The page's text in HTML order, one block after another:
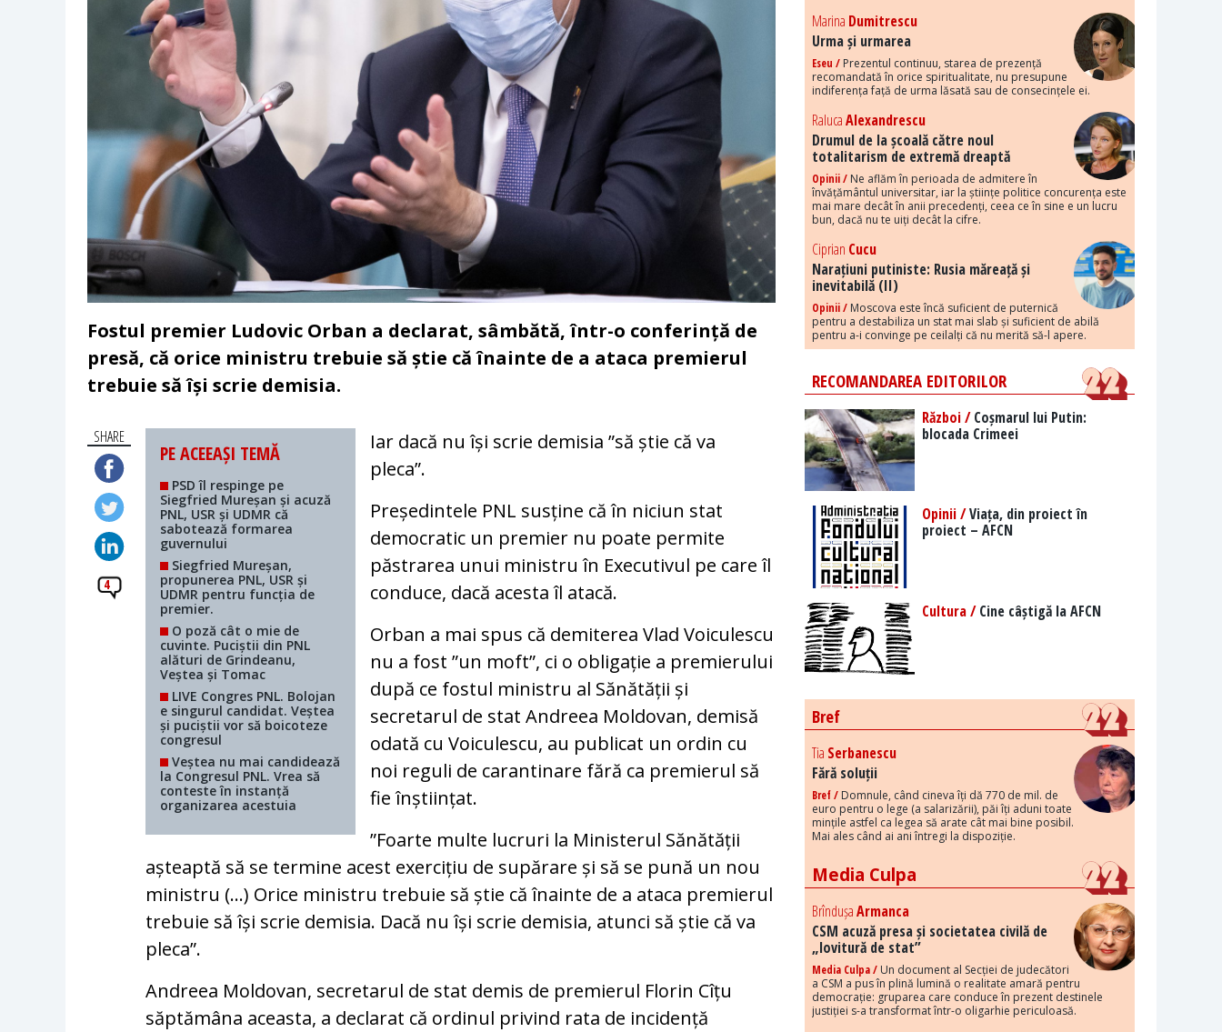
Fostul premier Ludovic Orban a declarat, sâmbătă, într-o conferință de
presă, că orice ministru trebuie să știe că înainte de a ataca premierul
trebuie să își scrie demisia.
SHARE
4
PE ACEEAȘI TEMĂ
PSD îl respinge pe
Siegfried Mureșan și acuză
PNL, USR și UDMR că
sabotează formarea
guvernului
Siegfried Mureșan,
propunerea PNL, USR și
UDMR pentru funcția de
premier.
O poză cât o mie de
cuvinte. Puciștii din PNL
alături de Grindeanu,
Veștea și Tomac
LIVE Congres PNL. Bolojan
e singurul candidat. Veștea
și puciștii vor să boicoteze
congresul
Veștea nu mai candidează
la Congresul PNL. Vrea să
conteste în instanță
organizarea acestuia
Iar dacă nu își scrie demisia ”să știe că va
pleca”.
Președintele PNL susține că în niciun stat
democratic un premier nu poate permite
păstrarea unui ministru în Executivul pe care îl
conduce, dacă acesta îl atacă.
Orban a mai spus că demiterea Vlad Voiculescu
nu a fost ”un moft”, ci o obligație a premierului
după ce fostul ministru al Sănătății și
secretarul de stat Andreea Moldovan, demisă
odată cu Voiculescu, au publicat un ordin cu
noi reguli de carantinare fără ca premierul să
fie înștiințat.
”Foarte multe lucruri la Ministerul Sănătății
așteaptă să se termine acest exercițiu de supărare și să se pună un nou
ministru (…) Orice ministru trebuie să știe că înainte de a ataca premierul
trebuie să își scrie demisia. Dacă nu își scrie demisia, atunci să știe că va
pleca”.
Andreea Moldovan, secretarul de stat demis de premierul Florin Cîțu
săptămâna aceasta, a declarat că ordinul privind rata de incidență
Marina Dumitrescu
Urma și urmarea
Eseu / Prezentul continuu, starea de prezență
recomandată în orice spiritualitate, nu presupune
indiferența față de urma lăsată sau de consecințele ei.
RalucaAlexandrescu
Drumul de la școală către noul
totalitarism de extremă dreaptă
Opinii / Ne aflăm în perioada de admitere în
învățământul universitar, iar la științe politice concurența este
mai mare decât în anii precedenți, ceea ce în sine e un lucru
bun, dacă nu te uiți decât la cifre.
Ciprian Cucu
Narațiuni putiniste: Rusia măreață și
inevitabilă (II)
Opinii / Moscova este încă suficient de puternică
pentru a destabiliza un stat mai slab și suficient de abilă
pentru a-i convinge pe ceilalți că nu merită să-l apere.
RECOMANDAREA EDITORILOR
Război /Coșmarul lui Putin:
blocada Crimeei
Opinii /Viața, din proiect în
proiect – AFCN
Cultura /Cine câștigă la AFCN
Bref
Tia Serbanescu
Fără soluții
Bref / Domnule, când cineva îți dă 770 de mil. de
euro pentru o lege (a salarizării), păi îți aduni toate
mințile astfel ca legea să arate cât mai bine posibil.
Mai ales când ai ani întregi la dispoziție.
Media Culpa
BrîndușaArmanca
CSM acuză presa și societatea civilă de
„lovitură de stat”
Media Culpa / Un document al Secției de judecători
a CSM a pus în plină lumină o realitate amară pentru
democrație: gruparea care conduce în prezent destinele
justiției s-a transformat într-o oligarhie periculoasă.